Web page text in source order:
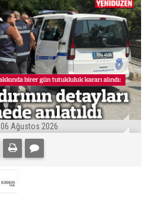
06 Ağustos 2026